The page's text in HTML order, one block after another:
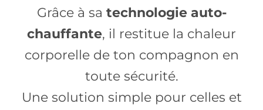
Grâce à sa technologie auto-
chauffante, il restitue la chaleur
corporelle de ton compagnon en
toute sécurité.
Une solution simple pour celles et